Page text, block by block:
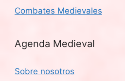
Combates Medievales
Agenda Medieval
Sobre nosotros